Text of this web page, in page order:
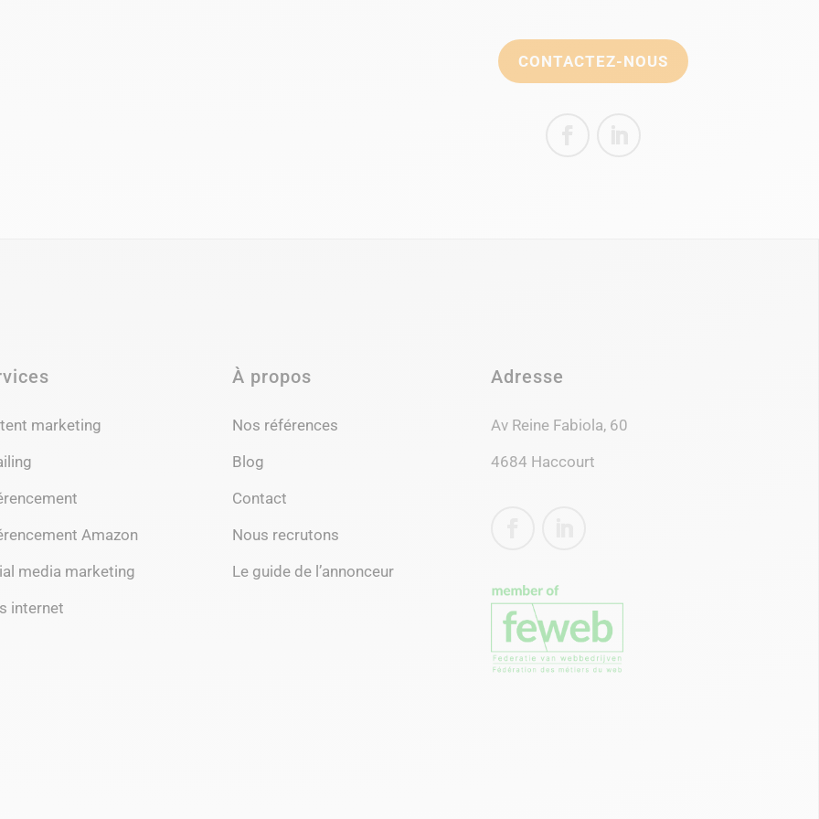
CONTACTEZ-NOUS
marketing
Amazon
media marketing
internet
À propos
Nos références
Blog
Contact
Nous recrutons
Le guide de l’annonceur
Adresse
Av Reine Fabiola, 60
4684 Haccourt